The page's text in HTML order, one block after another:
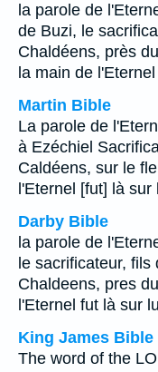
la parole de
de Buzi, le
Chaldéens, près
la main de
Martin Bible
La parole de
à Ezéchiel
Caldéens, sur le
l'Eternel [fut] là sur
Darby Bible
la parole de
le sacrificateur,
Chaldeens, pres
l'Eternel fut là sur
King James Bible
The word of the